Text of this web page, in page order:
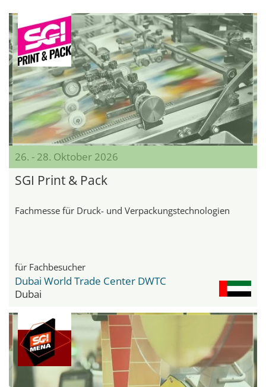
26. - 28. Oktober 2026
SGI Print & Pack
Fachmesse für Druck- und Verpackungstechnologien
für Fachbesucher
Dubai World Trade Center DWTC
Dubai